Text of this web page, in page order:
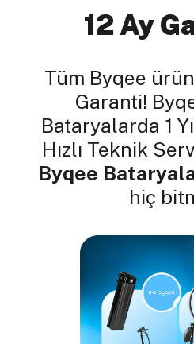
12 Ay
Tüm Byqee
Garanti!
Bataryalarda 1
Hızlı Teknik
Byqee
hiç